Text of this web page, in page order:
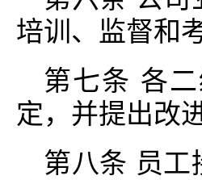
培训、监督和
第七条 各
定，并提出改
第八条 员工